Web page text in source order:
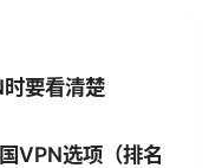
要看清楚
VPN选项（排名